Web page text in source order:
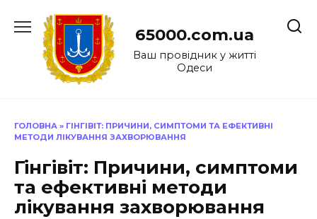
до
65000.com.ua
Ваш провідник у житті
Одеси
ГОЛОВНА » ГІНГІВІТ: ПРИЧИНИ, СИМПТОМИ ТА ЕФЕКТИВНІ
МЕТОДИ ЛІКУВАННЯ ЗАХВОРЮВАННЯ
Гінгівіт: Причини, симптоми
та ефективні методи
лікування захворювання